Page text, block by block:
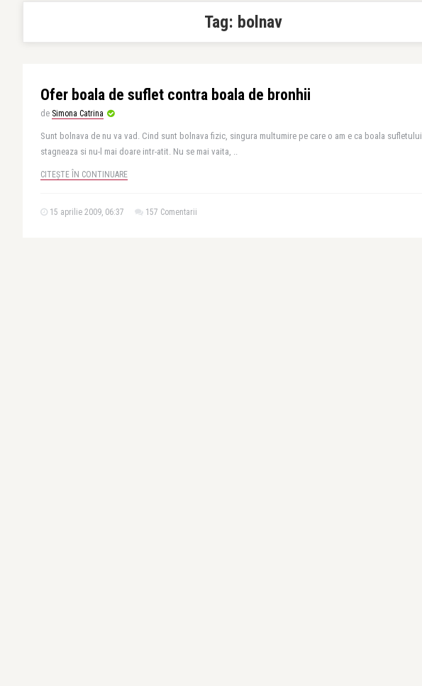
Tag: bolnav
Ofer boala de suflet contra boala de bronhii
de Simona Catrina
Sunt bolnava de nu va vad. Cind sunt bolnava fizic, singura multumire pe care o am e ca boala sufletului
stagneaza si nu-l mai doare intr-atit. Nu se mai vaita, ..
CITEȘTE ÎN CONTINUARE
15 aprilie 2009, 06:37 157 Comentarii